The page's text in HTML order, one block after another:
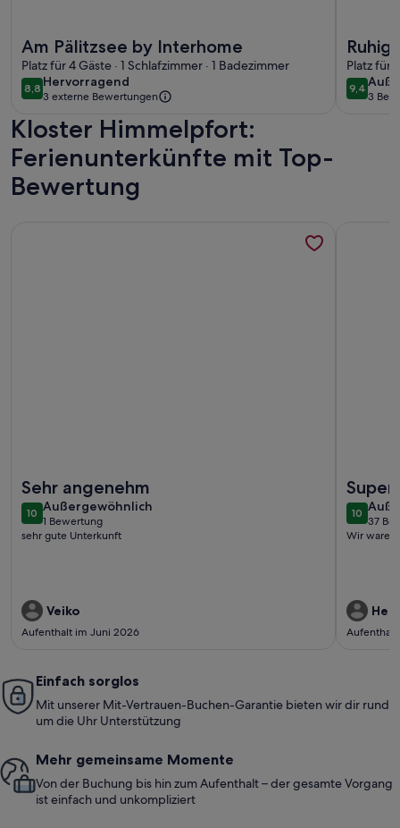
Am Pälitzsee by Interhome
Platz für 4 Gäste · 1 Schlafzimmer · 1 Badezimmer
8,88,8 von 10
Hervorragend
hervorragend
3 externe Bewertungen
Platz für
9,49,4 von
3
(3
Kloster Himmelpfort:
Ferienunterkünfte mit Top-
Bewertung
Sehr angenehm
1010 von 10
Außergewöhnlich
außergewöhnlich
1 Bewertung
(1
bewertung)
sehr gute Unterkunft
Veiko
Aufenthalt im Juni 2026
Weitere Infos zu Die kleine Holzhütte direkt am See
1010 von
37
(37
Wir
Einfach sorglos
Mit unserer Mit-Vertrauen-Buchen-Garantie bieten wir dir rund
um die Uhr Unterstützung
Mehr gemeinsame Momente
Von der Buchung bis hin zum Aufenthalt – der gesamte Vorgang
ist einfach und unkompliziert